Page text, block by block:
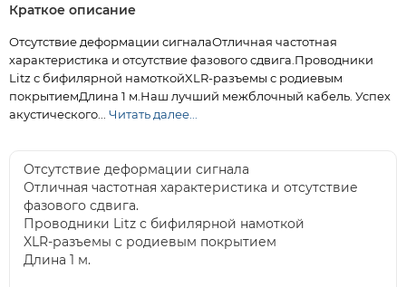
Краткое описание
Отсутствие деформации сигналаОтличная частотная
характеристика и отсутствие фазового сдвига.Проводники
Litz с бифилярной намоткойXLR-разъемы с родиевым
покрытиемДлина 1 м.Наш лучший межблочный кабель. Успех
акустического... Читать далее...
Отсутствие деформации сигнала
Отличная частотная характеристика и отсутствие
фазового сдвига.
Проводники Litz с бифилярной намоткой
XLR-разъемы с родиевым покрытием
Длина 1 м.